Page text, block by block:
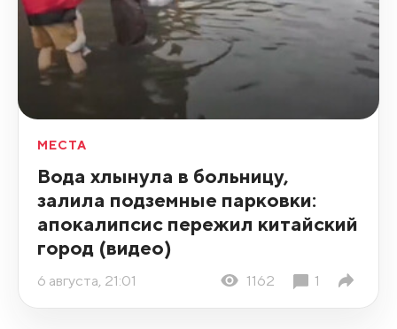
МЕСТА
Вода хлынула в больницу,
залила подземные парковки:
апокалипсис пережил китайский
город (видео)
6 августа, 21:01 1162 1